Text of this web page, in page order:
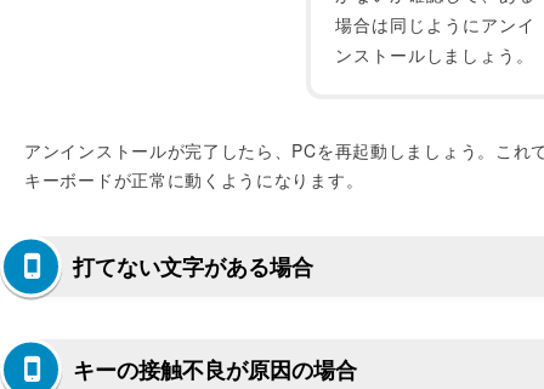
場合は同じようにアンイ
ンストールしましょう。
アンインストールが完了したら、PCを再起動しましょう。これ
キーボードが正常に動くようになります。
打てない文字がある場合
キーの接触不良が原因の場合